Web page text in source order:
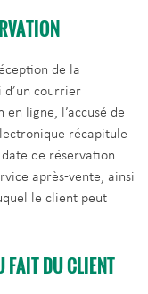
de la
d’un courrier
ligne, l’accusé de
récapitule
de réservation
après-vente, ainsi
le client peut
DU CLIENT